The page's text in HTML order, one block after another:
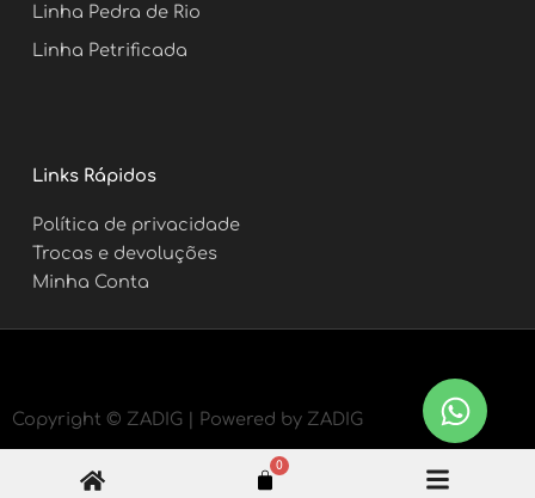
0
Carrinho
Linha Pedra de Rio
Linha Petrificada
Links Rápidos
Política de privacidade
Trocas e devoluções
Minha Conta
Copyright © ZADIG | Powered by ZADIG